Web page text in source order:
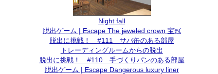
Night fall
脱出ゲーム | Escape The jeweled crown 宝冠
脱出に挑戦！ #111 サバ缶のある部屋
トレーディングルームからの脱出
脱出に挑戦！ #110 手づくりパンのある部屋
脱出ゲーム | Escape Dangerous luxury liner